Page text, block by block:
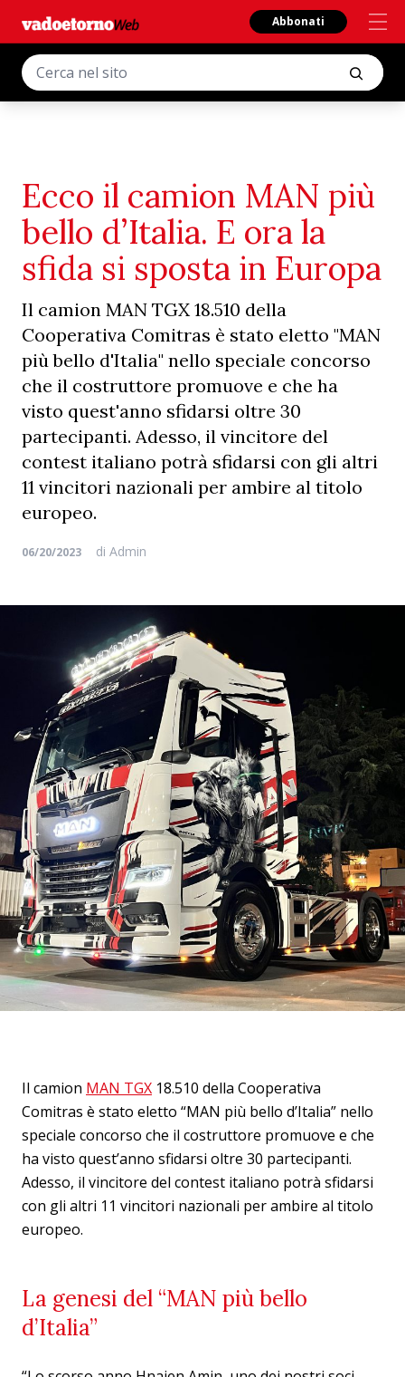
Abbonati
Ecco il camion MAN più
bello d’Italia. E ora la
sfida si sposta in Europa
Il camion MAN TGX 18.510 della
Cooperativa Comitras è stato eletto "MAN
più bello d'Italia" nello speciale concorso
che il costruttore promuove e che ha
visto quest'anno sfidarsi oltre 30
partecipanti. Adesso, il vincitore del
contest italiano potrà sfidarsi con gli altri
11 vincitori nazionali per ambire al titolo
europeo.
06/20/2023 di Admin
Il camion MAN TGX 18.510 della Cooperativa
Comitras è stato eletto “MAN più bello d’Italia” nello
speciale concorso che il costruttore promuove e che
ha visto quest’anno sfidarsi oltre 30 partecipanti.
Adesso, il vincitore del contest italiano potrà sfidarsi
con gli altri 11 vincitori nazionali per ambire al titolo
europeo.
La genesi del “MAN più bello
d’Italia”